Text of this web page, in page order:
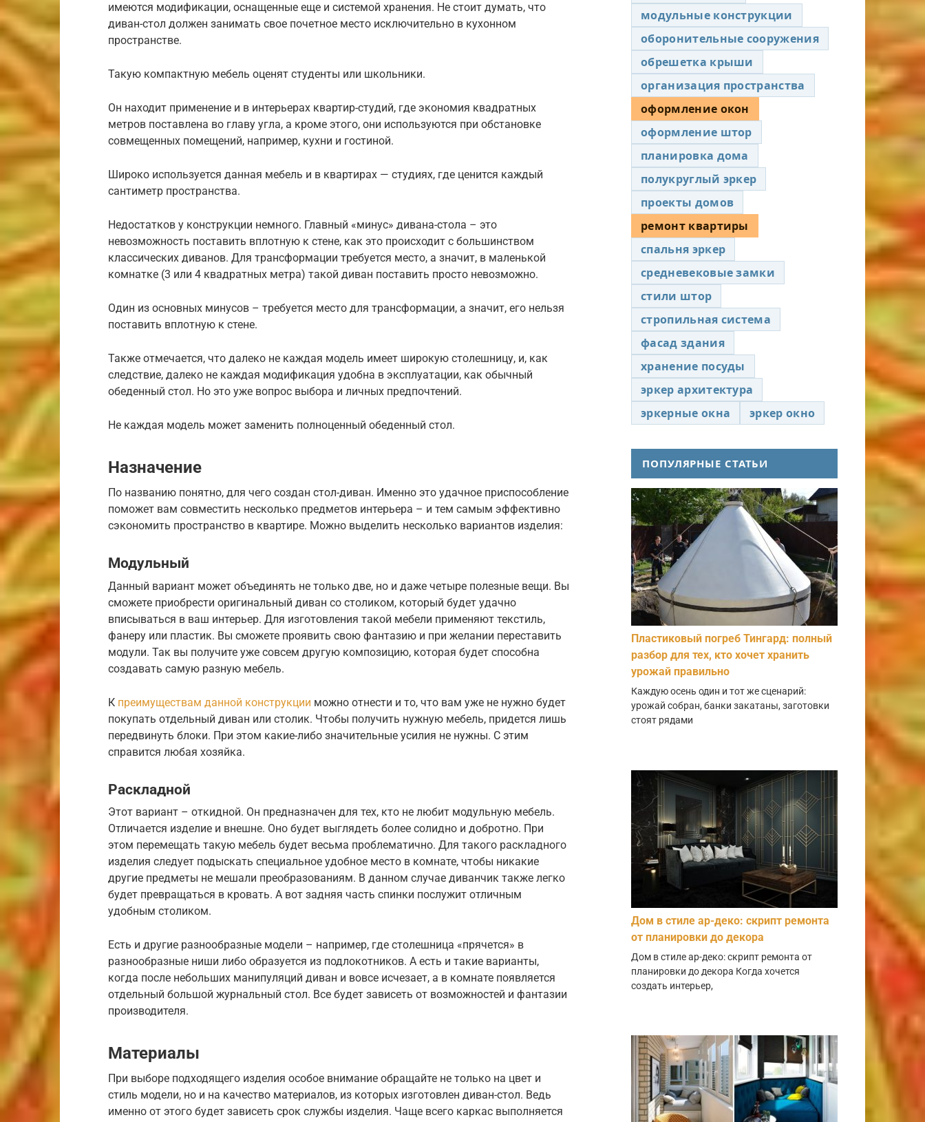
имеются модификации, оснащенные еще и системой хранения. Не стоит думать, что
диван-стол должен занимать свое почетное место исключительно в кухонном
пространстве.
Такую компактную мебель оценят студенты или школьники.
Он находит применение и в интерьерах квартир-студий, где экономия квадратных
метров поставлена во главу угла, а кроме этого, они используются при обстановке
совмещенных помещений, например, кухни и гостиной.
Широко используется данная мебель и в квартирах — студиях, где ценится каждый
сантиметр пространства.
Недостатков у конструкции немного. Главный «минус» дивана-стола – это
невозможность поставить вплотную к стене, как это происходит с большинством
классических диванов. Для трансформации требуется место, а значит, в маленькой
комнатке (3 или 4 квадратных метра) такой диван поставить просто невозможно.
Один из основных минусов – требуется место для трансформации, а значит, его нельзя
поставить вплотную к стене.
Также отмечается, что далеко не каждая модель имеет широкую столешницу, и, как
следствие, далеко не каждая модификация удобна в эксплуатации, как обычный
обеденный стол. Но это уже вопрос выбора и личных предпочтений.
Не каждая модель может заменить полноценный обеденный стол.
Назначение
По названию понятно, для чего создан стол-диван. Именно это удачное приспособление
поможет вам совместить несколько предметов интерьера – и тем самым эффективно
сэкономить пространство в квартире. Можно выделить несколько вариантов изделия:
Модульный
Данный вариант может объединять не только две, но и даже четыре полезные вещи. Вы
сможете приобрести оригинальный диван со столиком, который будет удачно
вписываться в ваш интерьер. Для изготовления такой мебели применяют текстиль,
фанеру или пластик. Вы сможете проявить свою фантазию и при желании переставить
модули. Так вы получите уже совсем другую композицию, которая будет способна
создавать самую разную мебель.
К преимуществам данной конструкции можно отнести и то, что вам уже не нужно будет
покупать отдельный диван или столик. Чтобы получить нужную мебель, придется лишь
передвинуть блоки. При этом какие-либо значительные усилия не нужны. С этим
справится любая хозяйка.
Раскладной
Этот вариант – откидной. Он предназначен для тех, кто не любит модульную мебель.
Отличается изделие и внешне. Оно будет выглядеть более солидно и добротно. При
этом перемещать такую мебель будет весьма проблематично. Для такого раскладного
изделия следует подыскать специальное удобное место в комнате, чтобы никакие
другие предметы не мешали преобразованиям. В данном случае диванчик также легко
будет превращаться в кровать. А вот задняя часть спинки послужит отличным
удобным столиком.
Есть и другие разнообразные модели – например, где столешница «прячется» в
разнообразные ниши либо образуется из подлокотников. А есть и такие варианты,
когда после небольших манипуляций диван и вовсе исчезает, а в комнате появляется
отдельный большой журнальный стол. Все будет зависеть от возможностей и фантазии
производителя.
Материалы
При выборе подходящего изделия особое внимание обращайте не только на цвет и
стиль модели, но и на качество материалов, из которых изготовлен диван-стол. Ведь
именно от этого будет зависеть срок службы изделия. Чаще всего каркас выполняется
модульные конструкции
оборонительные сооружения
обрешетка крыши
организация пространства
оформление окон
оформление штор
планировка дома
полукруглый эркер
проекты домов
ремонт квартиры
спальня эркер
средневековые замки
стили штор
стропильная система
фасад здания
хранение посуды
эркер архитектура
эркерные окна
эркер окно
ПОПУЛЯРНЫЕ СТАТЬИ
Пластиковый погреб Тингард: полный
разбор для тех, кто хочет хранить
урожай правильно
Каждую осень один и тот же сценарий:
урожай собран, банки закатаны, заготовки
стоят рядами
Дом в стиле ар-деко: скрипт ремонта
от планировки до декора
Дом в стиле ар-деко: скрипт ремонта от
планировки до декора Когда хочется
создать интерьер,